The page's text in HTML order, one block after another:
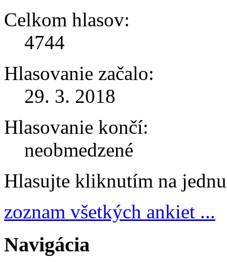
Celkom hlasov:
4744
Hlasovanie začalo:
29. 3. 2018
Hlasovanie končí:
neobmedzené
Hlasujte kliknutím na
zoznam všetkých ankiet ...
Navigácia